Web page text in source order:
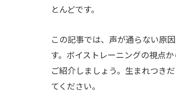
とんどです。
この記事では、声が通らない原
す。ボイストレーニングの視点
ご紹介しましょう。生まれつき
てください。